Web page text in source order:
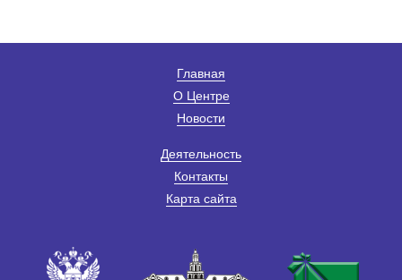
Главная
О Центре
Новости
Деятельность
Контакты
Карта сайта